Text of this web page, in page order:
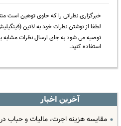
خبرگزاری نظراتی را که حاوی توهین است
لطفا از نوشتن نظرات خود به لاتین
توصیه می شود به جای ارسال نظرات مشابه
استفاده کنید.
آخرین اخبار
مقایسه هزینه اجرت، مالیات و حباب